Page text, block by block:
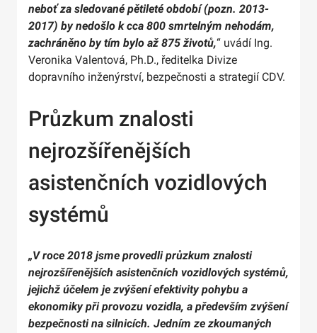
neboť za sledované pětileté období (pozn. 2013-
2017) by nedošlo k cca 800 smrtelným nehodám,
zachráněno by tím bylo až 875 životů,“ uvádí Ing.
Veronika Valentová, Ph.D., ředitelka Divize
dopravního inženýrství, bezpečnosti a strategií CDV.
Průzkum znalosti
nejrozšířenějších
asistenčních vozidlových
systémů
„V roce 2018 jsme provedli průzkum znalosti
nejrozšířenějších asistenčních vozidlových systémů,
jejichž účelem je zvýšení efektivity pohybu a
ekonomiky při provozu vozidla, a především zvýšení
bezpečnosti na silnicích. Jedním ze zkoumaných